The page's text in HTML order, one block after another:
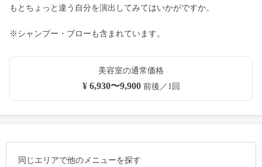
もとちょっと違う自分を演出してみてはいかがですか。
※シャンプー・ブローも含まれています。
美容室の通常価格
¥ 6,930〜9,900前後／1回
同じエリアで他のメニューを探す